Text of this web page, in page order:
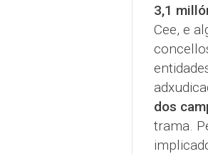
3,1
Cee, e
dos
trama.